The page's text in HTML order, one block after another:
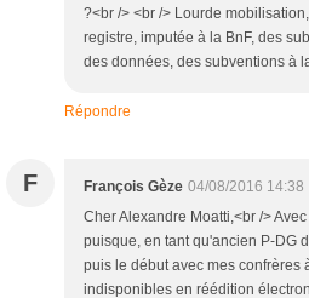
?<br /> <br /> Lourde
registre, imputée à la BnF, des
des données, des subventions à
Répondre
F François Gèze 04/08/2016 14:38
Cher Alexandre Moatti,<br /> Avec retard, je prends connaissance de ce billet, qui m’interpelle puisque, en tant qu'ancien P-DG des Éditions La Découverte (retraité depuis 2014), j’ai participé de-puis le début avec mes confrères à la mise en œuvre du projet ReLIRE (Registre des livres indisponibles en réédition électronique) et que je fais toujours partie de son conseil scientifique et, avec quatre confrères, du conseil de surveillance de la société FeniXX qui assure la numérisation (en ePub et/ou PDF) et la commercialisation des ebooks issus de ce projet (plus de 20 000 déjà redevenus disponibles à ce jour, avec un objectif à terme de 200 000 titres).<br /> En fait, beaucoup des questions que vous vous posez aujourd’hui ont trouvé (de-puis trois ans maintenant) leur réponse sur le site de ReLIRE [https://relire.bnf.fr/accueil], géré par la BNF et qui n’a rien de clandestin : l’onglet de sa page d’accueil « Le projet ReLIRE » [https://relire.bnf.fr/accueil] explique la logique du dispositif créé par la loi du 1er mars 2012 ; et sa « Foire aux questions » [https://relire.bnf.fr/foire-aux-questions] répond précisément à certaines de celles que vous posez, notamment sur le rôle respectif de la BnF et de FeniXX dans les opérations de numérisation, ainsi que sur le financement de celles-ci. La rubrique « La nouvelle diffusion des œuvres » indique ainsi : « Ce projet de numérisation s’appuie sur les collections du dépôt légal conservées à la BnF. La numérisation est réalisée au sein de la BnF et financée par une subvention du Centre national du livre. Les fichiers, produits en mode image, permettent d’assurer la préservation des collections. Pour les ouvrages dont les éditeurs lui ont confié la commercialisation, ainsi que pour ceux qu’elle exploite en licence non exclusive [accordée par la Sofia - http://www.la-sofialivresindisponibles.org/2015/index.php], la société FeniXX convertit ces fichiers image en livres numériques. Elle est financée par une participation des éditeurs, en tant qu’actionnaires uniques, et par un prêt participatif octroyé dans le cadre des investissements d’avenir gérés par le Commissariat général à l’investissement et la Caisse des dépôts et consignations. » Vous trouverez sur cette FAQ, ainsi que sur celle du site de FeniXX [http://www.fenixx.fr/#!faq/c1pvv], les réponses à vos autres questions, notamment sur la rémunération des ayants droit via la Sofia, société de gestion collective gérée paritairement par les auteurs et les éditeurs.<br /> Ensuite, FeniXX a en effet confié (très classiquement et à la suite d’un appel d’offre tout aussi classique) au distributeur numérique Eden la distribution de ses ebooks via des libraires en ligne (plus de 130 à ce jour – dont Decitre et Numilog –, en voir la liste [http://media.wix.com/ugd/ccc52e_2c5514f1a8be410aa82680dc74eb1b23.pdf] sur le site de FeniXX). Loin d’un « magma » d’intervenants, la chaîne d’acteurs du projet ReLIRE/FeniXX est très cohérente et assure les fonctions classiques de la chaîne éditoriale, transposées à l’univers du livre numérique (et adaptée pour prendre en compte la nature particulière des titres concernés du XXe siècle, car devenus indisponibles) : acquisition des droits, fabrication, diffusion et distribution, rémunération des auteurs.<br /> Reste à expliquer l’anomalie que vous signalez à juste titre en ouverture de votre billet : le bizarre message d’erreur sur le site de la librairie Decitre annonçant que « ce livre numérique n’est plus disponible », alors qu’il y était affiché en vente. En-quête faite auprès des